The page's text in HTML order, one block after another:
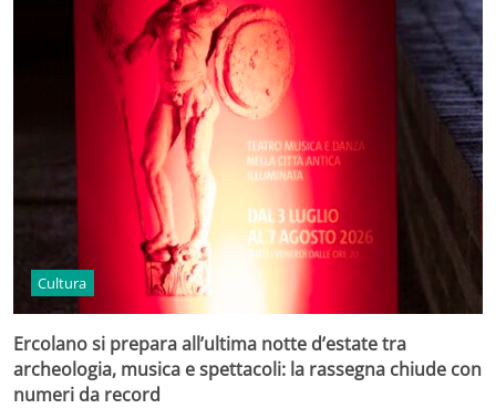
Cultura
Ercolano si prepara all’ultima notte d’estate tra
archeologia, musica e spettacoli: la rassegna chiude con
numeri da record